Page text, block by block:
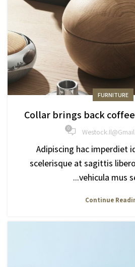
FURNITURE
Collar brings back
0
Adipiscing hac imperdiet
scelerisque at sagittis
vehicula mus
Continue